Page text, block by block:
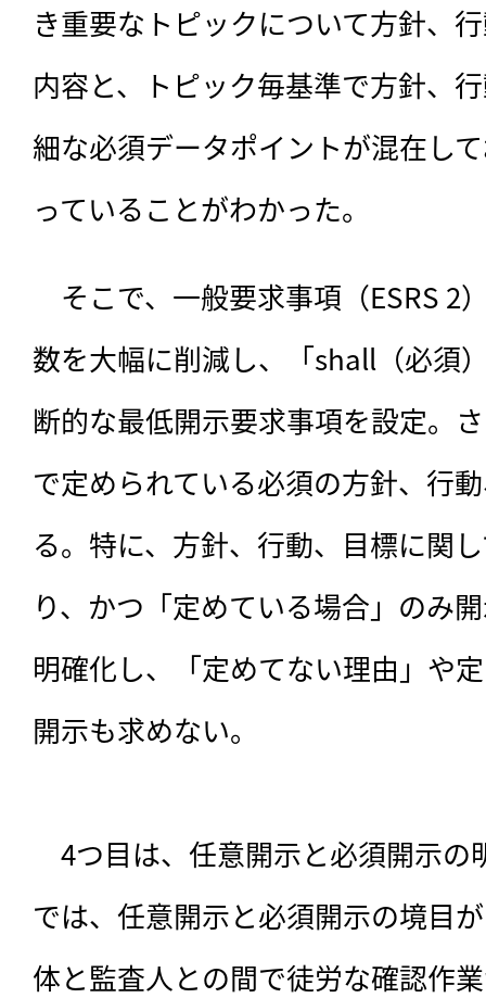
き重要なトピックについて方針、
内容と、トピック毎基準で方針、
細な必須データポイントが混在し
っていることがわかった。
そこで、一般要求事項（ESRS 2
数を大幅に削減し、「shall（必須
断的な最低開示要求事項を設定。
で定められている必須の方針、行
る。特に、方針、行動、目標に関
り、かつ「定めている場合」のみ
明確化し、「定めてない理由」や
開示も求めない。
4つ目は、任意開示と必須開示の
では、任意開示と必須開示の境目
体と監査人との間で徒労な確認作